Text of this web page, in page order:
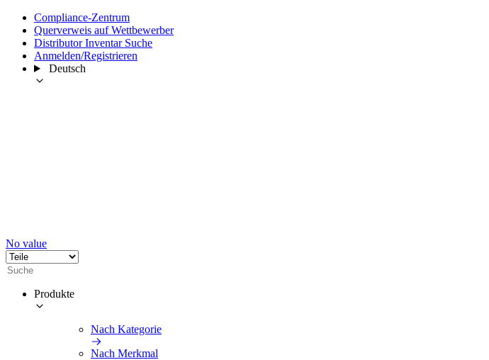
Compliance-Zentrum
Querverweis auf Wettbewerber
Distributor Inventar Suche
Anmelden/Registrieren
Deutsch
No value
Produkte
Nach Kategorie
Nach Merkmal